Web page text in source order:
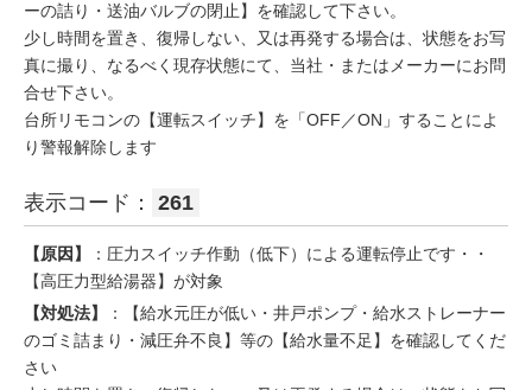
ーの詰り・送油バルブの閉止】を確認して下さい。
少し時間を置き、復帰しない、又は再発する場合は、状態をお写
真に撮り、なるべく現存状態にて、当社・またはメーカーにお問
合せ下さい。
台所リモコンの【運転スイッチ】を「OFF／ON」することによ
り警報解除します
表示コード： 261
【原因】
：圧力スイッチ作動（低下）による運転停止です・・
【高圧力型給湯器】が対象
【対処法】
：【給水元圧が低い・井戸ポンプ・給水ストレーナー
のゴミ詰まり・減圧弁不良】等の【給水量不足】を確認してくだ
さい